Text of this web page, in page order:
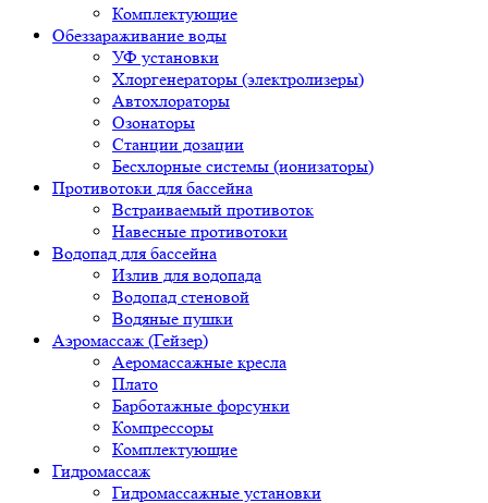
Комплектующие
Обеззараживание воды
УФ установки
Хлоргенераторы (электролизеры)
Автохлораторы
Озонаторы
Станции дозации
Бесхлорные системы (ионизаторы)
Противотоки для бассейна
Встраиваемый противоток
Навесные противотоки
Водопад для бассейна
Излив для водопада
Водопад стеновой
Водяные пушки
Аэромассаж (Гейзер)
Аеромассажные кресла
Плато
Барботажные форсунки
Компрессоры
Комплектующие
Гидромассаж
Гидромассажные установки